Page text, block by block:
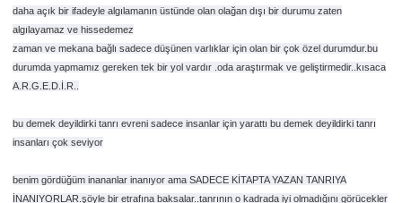
daha açık bir ifadeyle algılamanın üstünde olan olağan dışı bir durumu zaten
algılayamaz ve hissedemez
zaman ve mekana bağlı sadece düşünen varlıklar için olan bir çok özel durumdur.bu
durumda yapmamız gereken tek bir yol vardır .oda araştırmak ve geliştirmedir..kısaca
A.R.G.E.D.İ.R..
bu demek deyildirki tanrı evreni sadece insanlar için yarattı bu demek deyildirki tanrı
insanları çok seviyor
benim gördüğüm inananlar inanıyor ama SADECE KİTAPTA YAZAN TANRIYA
İNANIYORLAR.şöyle bir etrafına baksalar..tanrının o kadrada iyi olmadığını görücekler